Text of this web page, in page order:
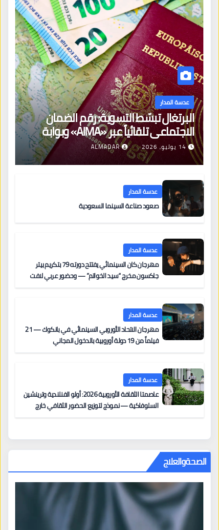
عدسة المدار
البرتغال تبسّط التسوية: رقم الضمان
الاجتماعي تلقائياً عبر «AIMA» وبوابة
جديدة لتجديد الإقامات
14 يوليو، 2026 ALMADAR
عدسة المدار
صعود صناعة السينما السعودية
عدسة المدار
مهرجان كان السينمائي يفتتح دورته 79 بتكريم بيتر
جاكسون مخرج “سيد الخواتم” — وحضور عربي لافت
عدسة المدار
مهرجان الاتحاد الأوروبي السينمائي في بانكوك — 21
فيلماً من 19 دولة أوروبية بالدخول المجاني
عدسة المدار
عاصمتا الثقافة الأوروبية 2026: أولو الفنلندية وترينشين
السلوفاكية — نموذج لتوزيع الحضور الثقافي خارج
الصحةوالعلاج